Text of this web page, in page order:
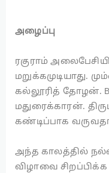
அழைப்பு
ரகுராம்
மறுக்கமுடியாது.
கல்லூரித் தோழன்.
மதுரைக்காரன்.
கண்டிப்பாக
அந்த காலத்தில்
விழாவை